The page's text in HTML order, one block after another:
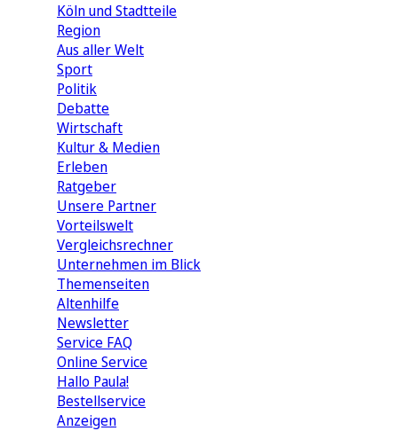
Köln und Stadtteile
Region
Aus aller Welt
Sport
Politik
Debatte
Wirtschaft
Kultur & Medien
Erleben
Ratgeber
Unsere Partner
Vorteilswelt
Vergleichsrechner
Unternehmen im Blick
Themenseiten
Altenhilfe
Newsletter
Service FAQ
Online Service
Hallo Paula!
Bestellservice
Anzeigen